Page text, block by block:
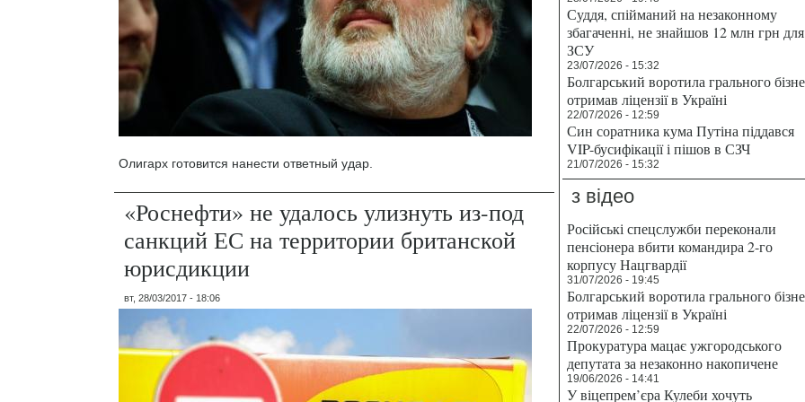
Олигарх готовится нанести ответный удар.
«Роснефти» не удалось улизнуть из-под
санкций ЕС на территории британской
юрисдикции
вт, 28/03/2017 - 18:06
Суддя, спійманий на незаконному
збагаченні, не знайшов 12 млн грн для
ЗСУ
23/07/2026 - 15:32
Болгарський воротила грального
отримав ліцензії в Україні
22/07/2026 - 12:59
Син соратника кума Путіна піддався
VIP-бусифікації і пішов в СЗЧ
21/07/2026 - 15:32
з відео
Російські спецслужби переконали
пенсіонера вбити командира 2-го
корпусу Нацгвардії
31/07/2026 - 19:45
Болгарський воротила грального
отримав ліцензії в Україні
22/07/2026 - 12:59
Прокуратура мацає ужгородського
депутата за незаконно накопичене
19/06/2026 - 14:41
У віцепрем’єра Кулеби хочуть